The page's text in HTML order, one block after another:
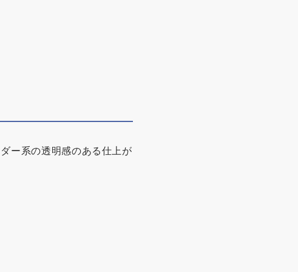
ー系の透明感のある仕上が